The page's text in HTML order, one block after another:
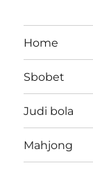
Home
Sbobet
Judi bola
Mahjong